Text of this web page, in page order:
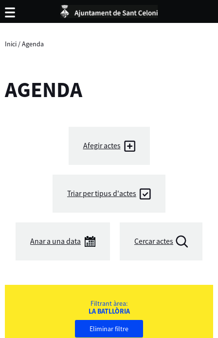
Inici /Agenda
AGENDA
Afegir actes
Triar per tipus d'actes
Anar a una data Cercar actes
Filtrant àrea:
LA BATLLÒRIA
Eliminar filtre